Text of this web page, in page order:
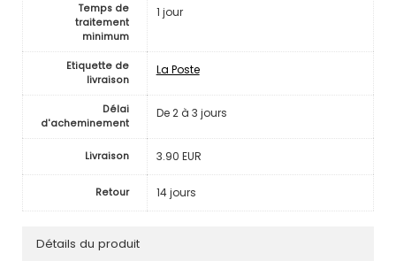
Temps de
traitement
minimum
1 jour
Etiquette de
livraison
La Poste
Délai
d'acheminement
De 2 à 3 jours
Livraison 3.90 EUR
Retour 14 jours
Détails du produit